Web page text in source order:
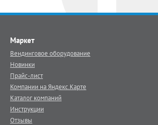
Маркет
Вендинговое оборудование
Новинки
Прайс-лист
Компании на Яндекс.Карте
Каталог компаний
Инструкции
Отзывы